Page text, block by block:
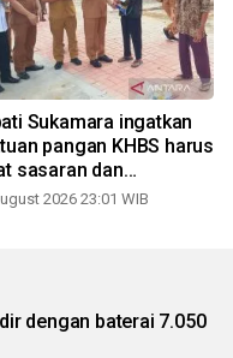
Sukamara ingatkan
pangan KHBS harus
sasaran dan
2026 23:01 WIB
dengan baterai 7.050